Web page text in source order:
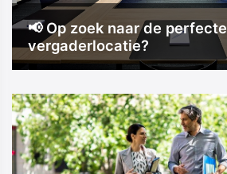
📢 Op zoek naar de perfecte
vergaderlocatie?